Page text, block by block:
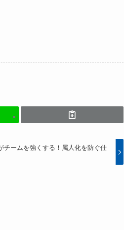
チームを強くする！属人化を防ぐ仕